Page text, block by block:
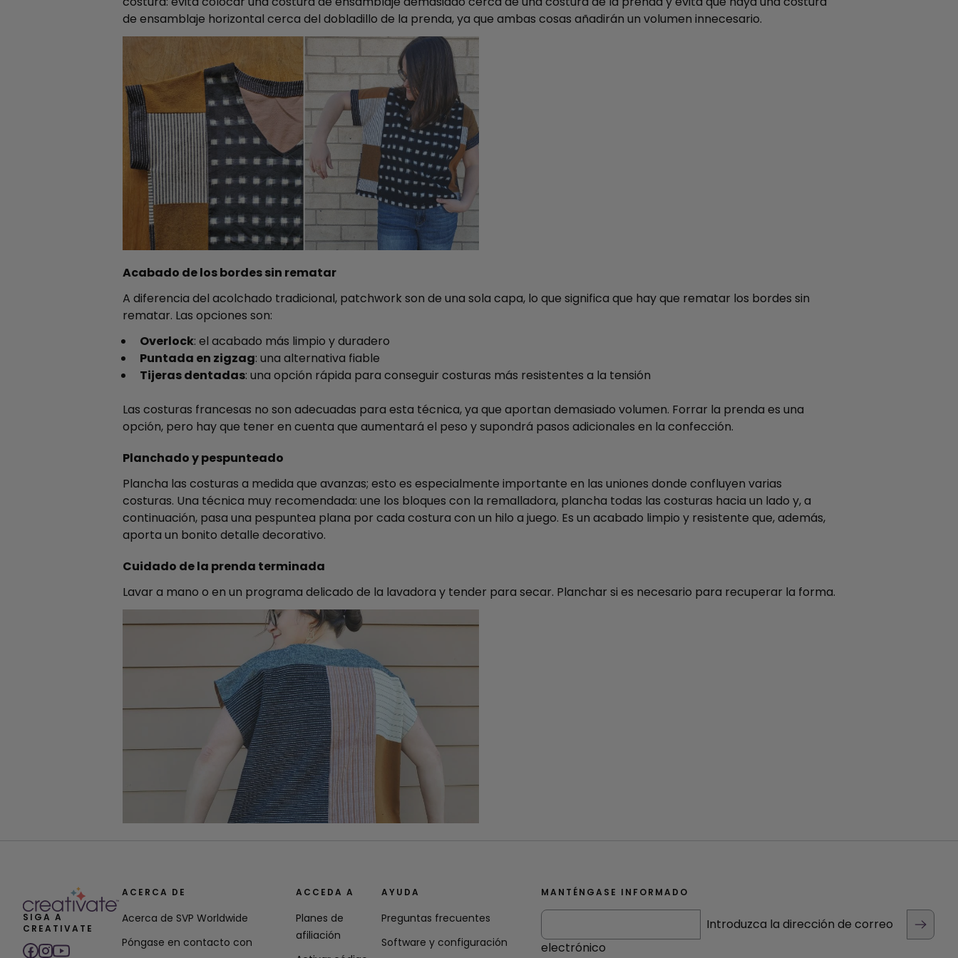
de ensamblaje horizontal cerca del dobladillo de la prenda, ya que ambas cosas añadirán un volumen innecesario.
Acabado de los bordes sin rematar
A diferencia del acolchado tradicional, patchwork son de una sola capa, lo que significa que hay que rematar los bordes sin
rematar. Las opciones son:
Overlock: el acabado más limpio y duradero
Puntada en zigzag: una alternativa fiable
Tijeras dentadas: una opción rápida para conseguir costuras más resistentes a la tensión
Las costuras francesas no son adecuadas para esta técnica, ya que aportan demasiado volumen. Forrar la prenda es una
opción, pero hay que tener en cuenta que aumentará el peso y supondrá pasos adicionales en la confección.
Planchado y pespunteado
Plancha las costuras a medida que avanzas; esto es especialmente importante en las uniones donde confluyen varias
costuras. Una técnica muy recomendada: une los bloques con la remalladora, plancha todas las costuras hacia un lado y, a
continuación, pasa una pespuntea plana por cada costura con un hilo a juego. Es un acabado limpio y resistente que, además,
aporta un bonito detalle decorativo.
Cuidado de la prenda terminada
Lavar a mano o en un programa delicado de la lavadora y tender para secar. Planchar si es necesario para recuperar la forma.
SIGA A
CREATIVATE
ACERCA DE
Acerca de SVP Worldwide
Póngase en contacto con
ACCEDA A
Planes de
afiliación
AYUDA
Preguntas frecuentes
Software y configuración
MANTÉNGASE INFORMADO
Introduzca la dirección de correo
electrónico